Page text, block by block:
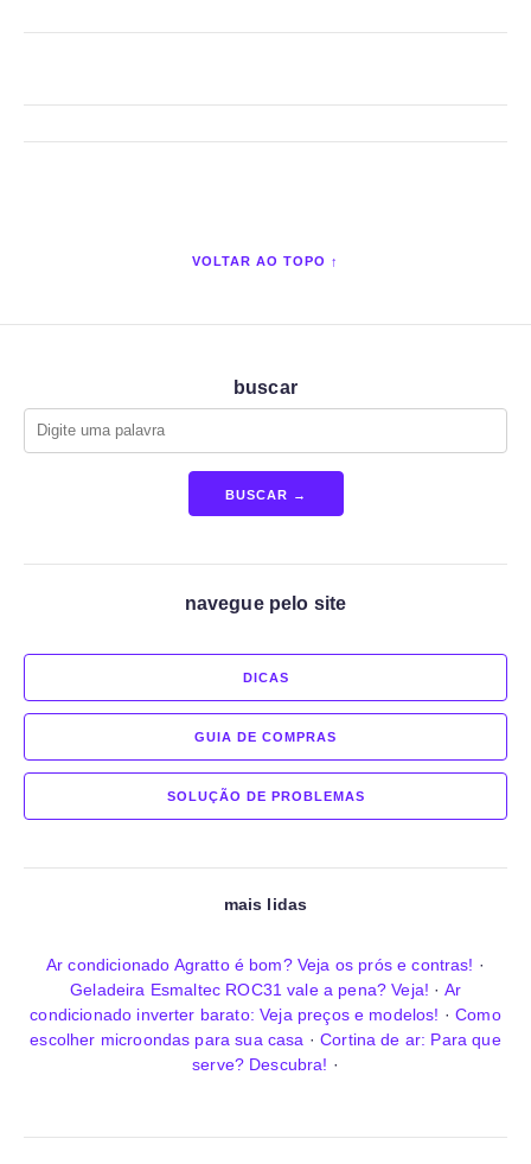
VOLTAR AO TOPO ↑
buscar
BUSCAR →
navegue pelo site
DICAS
GUIA DE COMPRAS
SOLUÇÃO DE PROBLEMAS
mais lidas
Ar condicionado Agratto é bom? Veja os prós e contras! ·
Geladeira Esmaltec ROC31 vale a pena? Veja! · Ar
condicionado inverter barato: Veja preços e modelos! ·Como
escolher microondas para sua casa ·Cortina de ar: Para que
serve? Descubra! ·